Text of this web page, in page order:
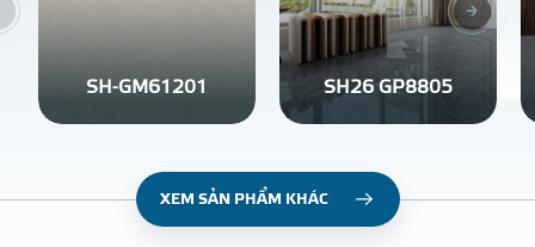
SH-GM61201 SH26 GP8805
XEM SẢN PHẨM KHÁC